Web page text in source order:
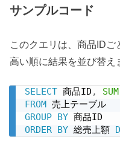
サンプルコード
このクエリは、商品ID
高い順に結果を並び替え
SELECT 商品ID , SUM
FROM
売上テーブル
GROUP
BY
ORDER
BY 総売上額